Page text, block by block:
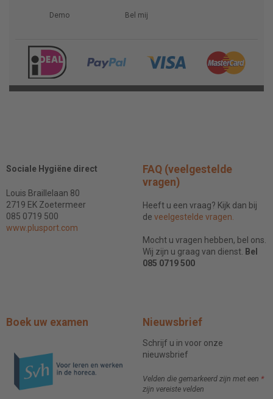
Demo Bel mij
Sociale Hygiëne direct
Louis Braillelaan 80
2719 EK Zoetermeer
085 0719 500
www.plusport.com
FAQ (veelgestelde
vragen)
Heeft u een vraag? Kijk dan bij
de veelgestelde vragen.
Mocht u vragen hebben, bel ons.
Wij zijn u graag van dienst. Bel
085 0719 500
Boek uw examen Nieuwsbrief
Schrijf u in voor onze
nieuwsbrief
Velden die gemarkeerd zijn met een *
zijn vereiste velden